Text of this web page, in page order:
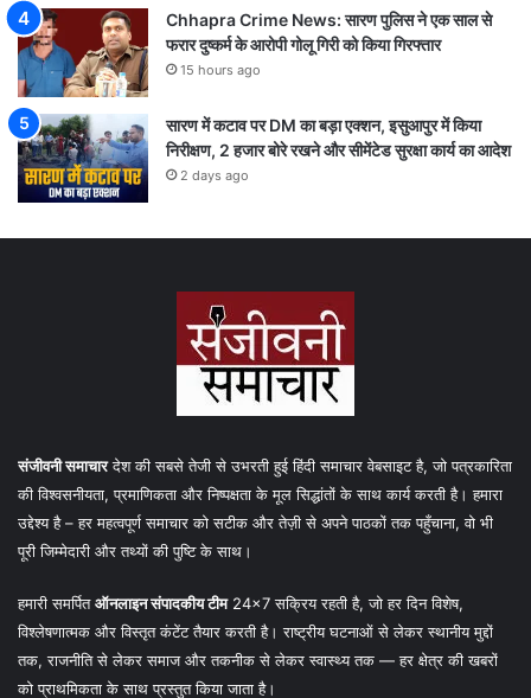
Chhapra Crime News: सारण पुलिस ने एक साल से
फरार दुष्कर्म के आरोपी गोलू गिरी को किया गिरफ्तार
15 hours ago
सारण में कटाव पर DM का बड़ा एक्शन, इसुआपुर में किया
निरीक्षण, 2 हजार बोरे रखने और सीमेंटेड सुरक्षा कार्य का आदेश
2 days ago
संजीवनी समाचारदेश की सबसे तेजी से उभरती हुई हिंदी समाचार वेबसाइट है, जो पत्रकारिता
की विश्वसनीयता, प्रमाणिकता और निष्पक्षता के मूल सिद्धांतों के साथ कार्य करती है। हमारा
उद्देश्य है – हर महत्वपूर्ण समाचार को सटीक और तेज़ी से अपने पाठकों तक पहुँचाना, वो भी
पूरी जिम्मेदारी और तथ्यों की पुष्टि के साथ।
हमारी समर्पितऑनलाइन संपादकीय टीम24×7 सक्रिय रहती है, जो हर दिन विशेष,
विश्लेषणात्मक और विस्तृत कंटेंट तैयार करती है। राष्ट्रीय घटनाओं से लेकर स्थानीय मुद्दों
तक, राजनीति से लेकर समाज और तकनीक से लेकर स्वास्थ्य तक — हर क्षेत्र की खबरों
को प्राथमिकता के साथ प्रस्तुत किया जाता है।